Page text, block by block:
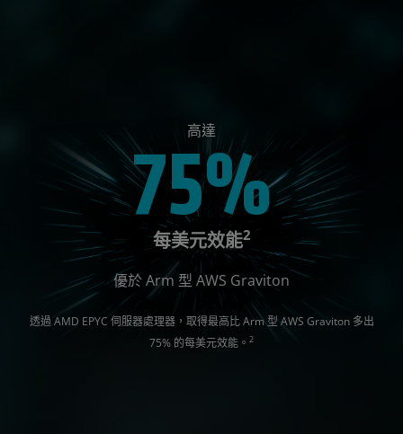
高達
75%
每美元效能2
優於 Arm 型 AWS Graviton
透過 AMD EPYC 伺服器處理器，取得最高比 Arm 型 AWS Graviton 多出
75% 的每美元效能。 2